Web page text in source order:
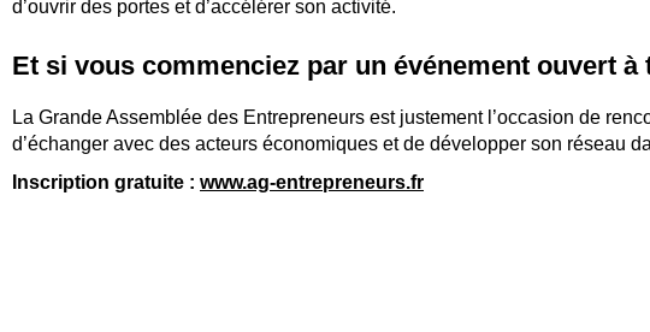
d’ouvrir des portes et d’accélérer son activité.
Et si vous commenciez par un événement ouvert à
La Grande Assemblée des Entrepreneurs est justement l’occasion de
d’échanger avec des acteurs économiques et de développer son réseau
Inscription gratuite : www.ag-entrepreneurs.fr